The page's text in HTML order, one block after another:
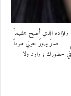
الذي أصبح هشيماً
… صارَ يدورُ حولي طرداً
حضورك ؛ وارد ولا